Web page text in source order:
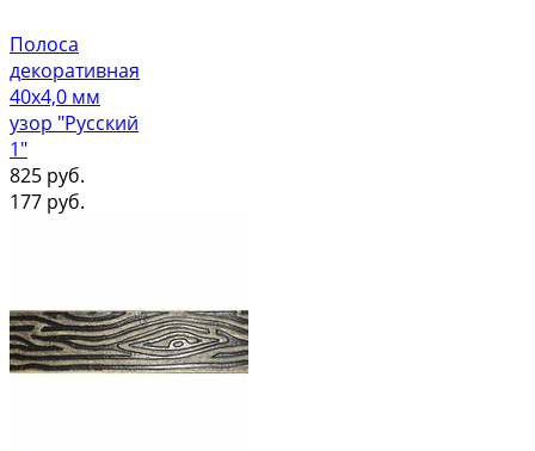
Полоса
декоративная
40х4,0 мм
узор "Русский
1"
825 руб.
177 руб.